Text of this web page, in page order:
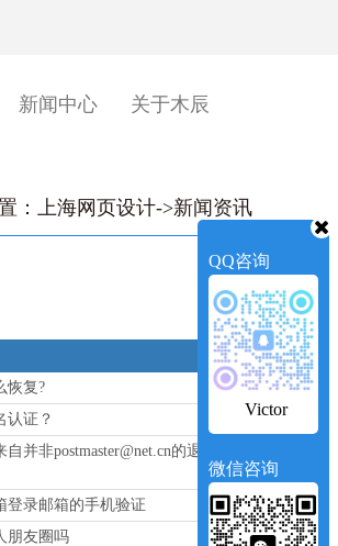
新闻中心 关于木辰
： 上海网页设计->新闻资讯
恢复?
认证？
并非postmaster@net.cn的退信
登录邮箱的手机验证
朋友圈吗
QQ咨询
Victor
微信咨询